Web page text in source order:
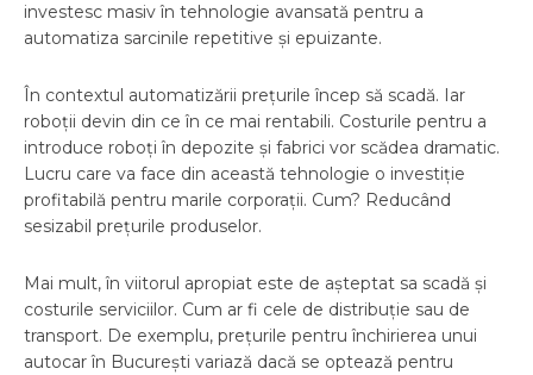
investesc masiv în tehnologie avansată pentru a
automatiza sarcinile repetitive și epuizante.
În contextul automatizării prețurile încep să scadă. Iar
roboții devin din ce în ce mai rentabili. Costurile pentru a
introduce roboți în depozite și fabrici vor scădea dramatic.
Lucru care va face din această tehnologie o investiție
profitabilă pentru marile corporații. Cum? Reducând
sesizabil prețurile produselor.
Mai mult, în viitorul apropiat este de așteptat sa scadă și
costurile serviciilor. Cum ar fi cele de distribuție sau de
transport. De exemplu, preţurile pentru închirierea unui
autocar în Bucureşti variază dacă se optează pentru